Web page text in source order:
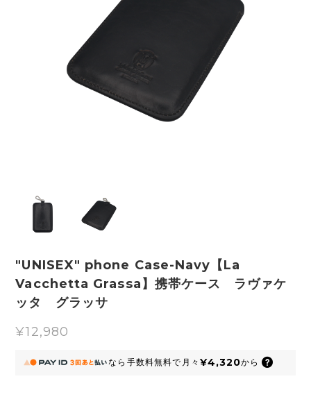
"UNISEX" phone Case-Navy【La
Vacchetta Grassa】携帯ケース ラヴァケ
ッタ グラッサ
¥12,980
なら 手数料無料で 月々 ¥4,320から